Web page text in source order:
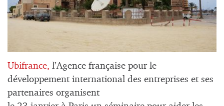
Ubifrance,
l’Agence française pour le
développement international des entreprises et ses
partenaires organisent